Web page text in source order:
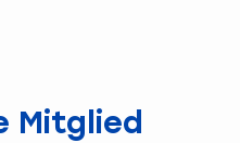
Mitglied